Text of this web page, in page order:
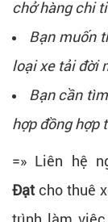
chở hàng chi
Bạn muốn
loại xe tải đời
Bạn cần
hợp đồng hợp
=» Liên hệ
Đạt cho thuê